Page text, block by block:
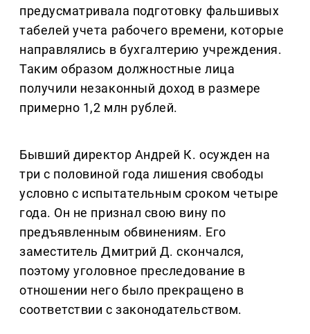
предусматривала подготовку фальшивых
табелей учета рабочего времени, которые
направлялись в бухгалтерию учреждения.
Таким образом должностные лица
получили незаконный доход в размере
примерно 1,2 млн рублей.
Бывший директор Андрей К. осужден на
три с половиной года лишения свободы
условно с испытательным сроком четыре
года. Он не признал свою вину по
предъявленным обвинениям. Его
заместитель Дмитрий Д. скончался,
поэтому уголовное преследование в
отношении него было прекращено в
соответствии с законодательством.